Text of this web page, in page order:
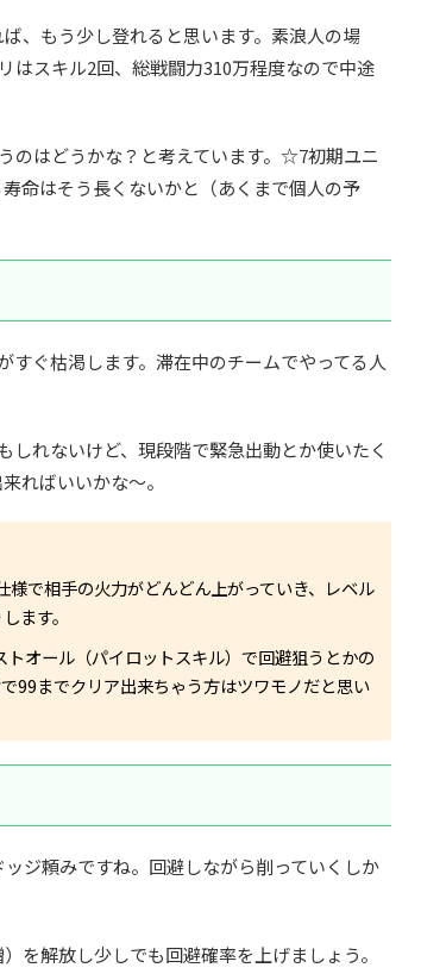
、もう少し登れると思います。素浪人の場
はスキル2回、総戦闘力310万程度なので中途
のはどうかな？と考えています。☆7初期ユニ
命はそう長くないかと（あくまで個人の予
ぐ枯渇します。滞在中のチームでやってる人
れないけど、現段階で緊急出動とか使いたく
ればいいかな～。
で相手の火力がどんどん上がっていき、レベル
ます。
オール（パイロットスキル）で回避狙うとかの
99までクリア出来ちゃう方はツワモノだと思い
ジ頼みですね。回避しながら削っていくしか
を解放し少しでも回避確率を上げましょう。